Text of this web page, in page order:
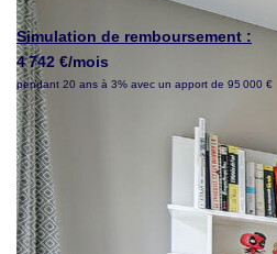
Actualités
EN
Simulation de remboursement :
4 742 €/mois
pendant 20 ans à 3% avec un apport de 95 000 €
Description
Réf : 1855